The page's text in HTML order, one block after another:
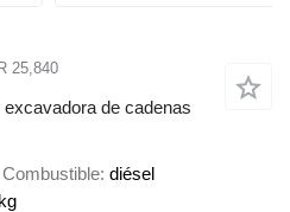
25,840
de cadenas
Combustible diésel